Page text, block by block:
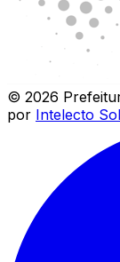
© 2026
por Intelecto